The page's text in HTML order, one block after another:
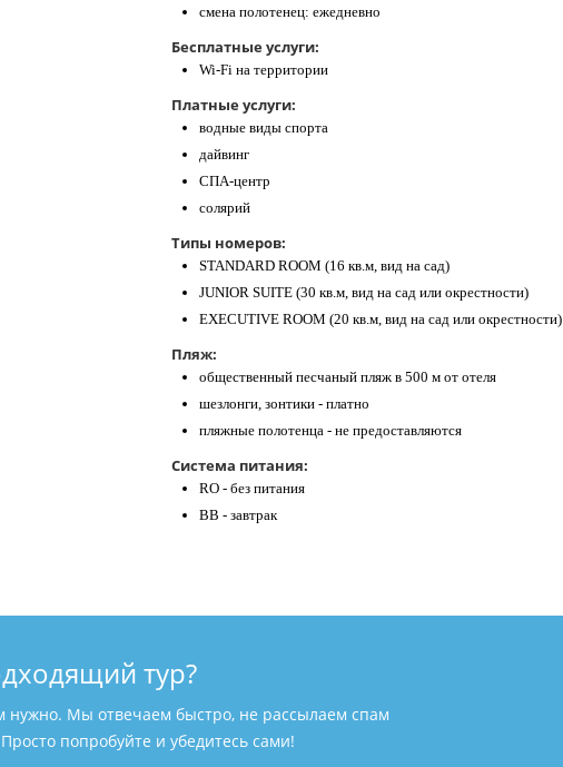
смена полотенец: ежедневно
Бесплатные услуги:
Wi-Fi на территории
Платные услуги:
водные виды спорта
дайвинг
СПА-центр
солярий
Типы номеров:
STANDARD ROOM (16 кв.м, вид на сад)
JUNIOR SUITE (30 кв.м, вид на сад или окрестности)
EXECUTIVE ROOM (20 кв.м, вид на сад или окрестности)
Пляж:
общественный песчаный пляж в 500 м от отеля
шезлонги, зонтики - платно
пляжные полотенца - не предоставляются
Система питания:
RO - без питания
BB - завтрак
тур?
нужно. Мы отвечаем быстро, не рассылаем спам
попробуйте и убедитесь сами!